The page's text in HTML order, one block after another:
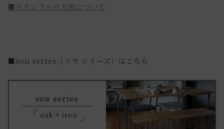
■ナチュラルの天板について
■sou series（ソウ シリーズ）はこちら